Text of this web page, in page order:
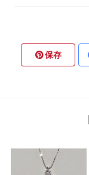
保存